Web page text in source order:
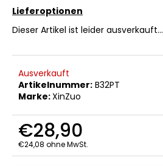
Lieferoptionen
Dieser Artikel ist leider ausverkauft…
Ausverkauft
Artikelnummer: B32PT
Marke:XinZuo
€28,90
€24,08 ohne MwSt.
Verkaufspreis:
l
e
n